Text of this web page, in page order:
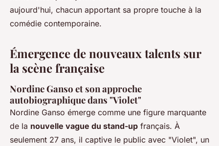
aujourd'hui, chacun apportant sa propre touche à la
comédie contemporaine.
Émergence de nouveaux talents sur
la scène française
Nordine Ganso et son approche
autobiographique dans "Violet"
Nordine Ganso émerge comme une figure marquante
de la nouvelle vague du stand-up français. À
seulement 27 ans, il captive le public avec "Violet", un